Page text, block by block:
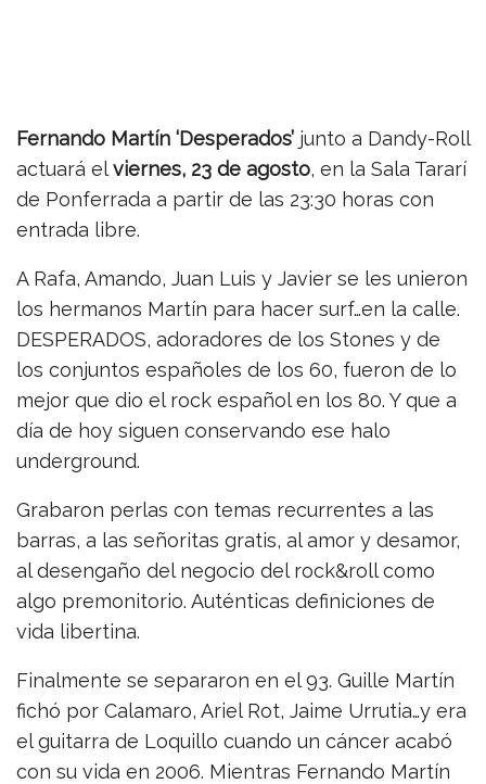
Fernando Martín ‘Desperados’ junto a Dandy-Roll
actuará elviernes, 23 de agosto, en la Sala Tararí
de Ponferrada a partir de las 23:30 horas con
entrada libre.
A Rafa, Amando, Juan Luis y Javier se les unieron
los hermanos Martín para hacer surf…en la calle.
DESPERADOS, adoradores de los Stones y de
los conjuntos españoles de los 60, fueron de lo
mejor que dio el rock español en los 80. Y que a
día de hoy siguen conservando ese halo
underground.
Grabaron perlas con temas recurrentes a las
barras, a las señoritas gratis, al amor y desamor,
al desengaño del negocio del rock&roll como
algo premonitorio. Auténticas definiciones de
vida libertina.
Finalmente se separaron en el 93. Guille Martín
fichó por Calamaro, Ariel Rot, Jaime Urrutia…y era
el guitarra de Loquillo cuando un cáncer acabó
con su vida en 2006. Mientras Fernando Martín